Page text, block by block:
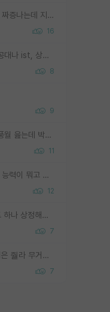
지방대 이 단어가 진짜 너무 짜증나는데 지방대면 다 그냥 쓰레기인가요? 무슨 말 같지도 않은 댓글들이 있는건지??? 지방에도 충분히 좋은 대학 많고 충분히 잘하는 교수님들 많습니다 포항공대 4개 IST 대표 지거국들 여기 모두 다 지방에 있고 여기 출신들 중에 교수하는 분들 적지 않습니다 지거국 출신이 무슨 교수를 하냐?라고 생각할 사람들 많은데 상위 대표 지거국에 아웃라이어들 많습니다 결국 개인의 연구역량과 실적이 중요합니다 이 역량을 펼치는데 있어서 지도교수와의 합도 중요합니다. 그리고 경력이 필요하면 해외포닥까지 다녀오세요
16
일단 지방대라는 것이 포항공대나 ist, 상위 지거국은 아니라고 생각하겠습니다. 그런곳은 서성한에 비해 소위 대학 네임밸류가 크게 뒤떨어지지는 않으니까요. 대학 이름이 중요하냐? 당연합니다. 대학 이름이 좋아서 좋은 아웃풋이 나오는 것이냐, 좋은 대학은 좋은 사람과 좋은 기회가 몰려있으니 아웃풋도 자연스럽게 좋아지는 것이냐? 대답하기 어려운 문제입니다. 아직 한국 사회에서 학벌을 보는 것도, 특히 이공계를 중심으로 학벌보다는 실적 위주라는 분위기가 형성되는 것도 사실입니다. 지방대 출신으로 전임교수가 될수 있느냐? 가능 불가능을 따지면 당연히 가능입니다. 지방대 박사 출신으로 전임교원이 된 경우가 실제로 있으니까요. 현실적인 가능성이 있느냐? 지금 이정도 대학의 교수가 되고싶다고 생각되는 대학 들어가서 컴공과 교수 목록 켜고 박사 어디서 받았는지 쭉 한번 보세요. 냉정하게 지방대 출신인 분들이 많지는 않으실겁니다.
8
9
서당개 개 ㅅㄲ도 3년이면 풍월 읊는데 박사 5년 이상 대리고 있으면서 물된건 교수 탓 맞는ㄱ게 거기가 서당이 아니란 소리임
11
능력없는박사 란 말이지 뭐. 능력이 뭐고 능력이 있다는게 뭔지는 사람마다 기준이 다르니까 얘기해봐야 서로 자기 기준만 얘기해서 논쟁이 끝이 안나고. 주위에서 능력있고 야심있는 신입생이 교수가 유의미한 피드백을 아예 안주면서 제대로된 과제에 참여해볼 기회도 제공하지 않고 잡일 뺑뺑이만 돌려서 맨날 단순작업만 하면서 밤새다가 눈빛이 점점 죽어가는걸 본 사람은 물박사는 교수탓이라고 하고, 교수는 이것저것 알려도 주고 기회도 주고 사수 동기 붙여주면서 어떻게든 끌고가려고 하는데 본인이 매일 뺀질거리면서 출근 하는둥마는둥 하다가 기껏 와서도 폰이나 쳐다보다가 실험 망치고 저녁약속있어서 먼저 가볼게요~ 하는걸 본 사람은 물박사는 본인탓이라고 함.
12
ML 대부분이 골드 스탠다드 하나 상정해놓고 (벤치마크 데이터셋이 여러 개면 여러 개 상정) 그거 얼마나 잘 맞추나 싸움임 가끔 번뜩이는 설계 철학을 보여주는 논문들도 있지만 대부분 그거 성적 얼마나 더 올리느라에 혈안이 되어 있는 측면이 잇음
7
신생랩 1기 출신인데 신생랩은 줠라 무거운 바벨 같은거임. 들면 대박인데 못들면 깔려 죽음. 아무도 알려주지 않는 환경에서 자생해야하지만, 일단 살아남았다면 그 어떤 사람보다 악착같고 생존력 높은 사람으로 거듭날 수 있음
7